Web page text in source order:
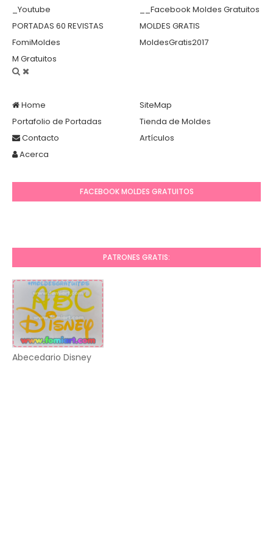
_Youtube
__Facebook Moldes Gratuitos
PORTADAS 60 REVISTAS
MOLDES GRATIS
FomiMoldes
MoldesGratis2017
M Gratuitos
Home
SiteMap
Portafolio de Portadas
Tienda de Moldes
Contacto
Artículos
Acerca
FACEBOOK MOLDES GRATUITOS
PATRONES GRATIS:
Abecedario Disney